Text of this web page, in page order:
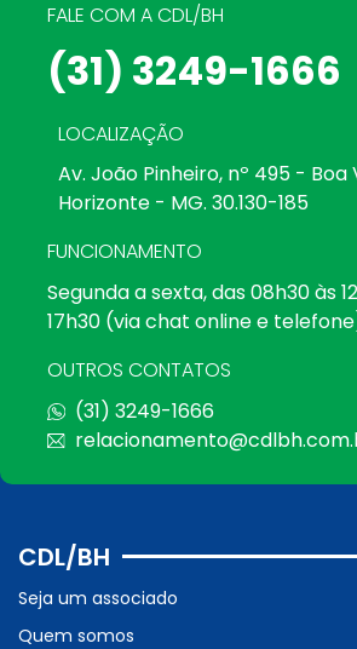
FALE COM A CDL/BH
(31) 3249-1666
LOCALIZAÇÃO
Av. João Pinheiro, nº 495 - Boa
Horizonte - MG. 30.130-185
FUNCIONAMENTO
Segunda a sexta, das 08h30 às
17h30 (via chat online e
OUTROS CONTATOS
(31) 3249-1666
CDL/BH
Seja um associado
Quem somos